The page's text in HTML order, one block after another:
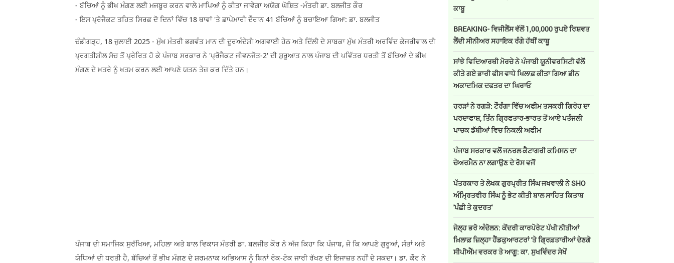
- ਬੱਚਿਆਂ ਨੂੰ ਭੀਖ ਮੰਗਣ ਲਈ ਮਜਬੂਰ ਕਰਨ ਵਾਲੇ ਮਾਪਿਆਂ ਨੂੰ ਕੀਤਾ ਜਾਵੇਗਾ ਅਯੋਗ ਘੋਸ਼ਿਤ -ਮੰਤਰੀ ਡਾ. ਬਲਜੀਤ ਕੌਰ
- ਇਸ ਪ੍ਰੋਜੈਕਟ ਤਹਿਤ ਸਿਰਫ਼ ਦੋ ਦਿਨਾਂ ਵਿੱਚ 18 ਥਾਵਾਂ 'ਤੇ ਛਾਪੇਮਾਰੀ ਦੌਰਾਨ 41 ਬੱਚਿਆਂ ਨੂੰ ਬਚਾਇਆ ਗਿਆ: ਡਾ. ਬਲਜੀਤ
ਚੰਡੀਗੜ੍ਹ, 18 ਜੁਲਾਈ 2025 - ਮੁੱਖ ਮੰਤਰੀ ਭਗਵੰਤ ਮਾਨ ਦੀ ਦੂਰਅੰਦੇਸ਼ੀ ਅਗਵਾਈ ਹੇਠ ਅਤੇ ਦਿੱਲੀ ਦੇ ਸਾਬਕਾ ਮੁੱਖ ਮੰਤਰੀ ਅਰਵਿੰਦ ਕੇਜਰੀਵਾਲ ਦੀ
ਪ੍ਰਗਤੀਸ਼ੀਲ ਸੋਚ ਤੋਂ ਪ੍ਰੇਰਿਤ ਹੋ ਕੇ ਪੰਜਾਬ ਸਰਕਾਰ ਨੇ 'ਪ੍ਰੋਜੈਕਟ ਜੀਵਨਜੋਤ-2' ਦੀ ਸ਼ੁਰੂਆਤ ਨਾਲ ਪੰਜਾਬ ਦੀ ਪਵਿੱਤਰ ਧਰਤੀ ਤੋਂ ਬੱਚਿਆਂ ਦੇ ਭੀਖ
ਮੰਗਣ ਦੇ ਖ਼ਤਰੇ ਨੂੰ ਖਤਮ ਕਰਨ ਲਈ ਆਪਣੇ ਯਤਨ ਤੇਜ਼ ਕਰ ਦਿੱਤੇ ਹਨ।
ਪੰਜਾਬ ਦੀ ਸਮਾਜਿਕ ਸੁਰੱਖਿਆ, ਮਹਿਲਾ ਅਤੇ ਬਾਲ ਵਿਕਾਸ ਮੰਤਰੀ ਡਾ. ਬਲਜੀਤ ਕੌਰ ਨੇ ਅੱਜ ਕਿਹਾ ਕਿ ਪੰਜਾਬ, ਜੋ ਕਿ ਆਪਣੇ ਗੁਰੂਆਂ, ਸੰਤਾਂ ਅਤੇ
ਯੋਧਿਆਂ ਦੀ ਧਰਤੀ ਹੈ, ਬੱਚਿਆਂ ਤੋਂ ਭੀਖ ਮੰਗਣ ਦੇ ਸ਼ਰਮਨਾਕ ਅਭਿਆਸ ਨੂੰ ਬਿਨਾਂ ਰੋਕ-ਟੋਕ ਜਾਰੀ ਰੱਖਣ ਦੀ ਇਜਾਜ਼ਤ ਨਹੀਂ ਦੇ ਸਕਦਾ। ਡਾ. ਕੌਰ ਨੇ
ਕਾਬੂ
BREAKING- ਵਿਜੀਲੈਂਸ ਵੱਲੋਂ 1,00,000 ਰੁਪਏ ਰਿਸ਼ਵਤ
ਲੈਂਦੀ ਸੀਨੀਅਰ ਸਹਾਇਕ ਰੰਗੇ ਹੱਥੀਂ ਕਾਬੂ
ਸਾਂਝੇ ਵਿਦਿਆਰਥੀ ਮੋਰਚੇ ਨੇ ਪੰਜਾਬੀ ਯੂਨੀਵਰਸਿਟੀ ਵੱਲੋਂ
ਕੀਤੇ ਗਏ ਭਾਰੀ ਫੀਸ ਵਾਧੇ ਖਿਲਾਫ਼ ਕੀਤਾ ਗਿਆ ਡੀਨ
ਅਕਾਦਮਿਕ ਦਫਤਰ ਦਾ ਘਿਰਾਓ
ਹਰੜਾਂ ਨੇ ਰਗੜੇ: ਟੌਰੰਗਾ ਵਿੱਚ ਅਫੀਮ ਤਸਕਰੀ ਗਿਰੋਹ ਦਾ
ਪਰਦਾਫਾਸ਼, ਤਿੰਨ ਗ੍ਰਿਫਤਾਰ-ਭਾਰਤ ਤੋਂ ਆਏ ਪਤੰਜਲੀ
ਪਾਚਕ ਡੱਬੀਆਂ ਵਿਚ ਨਿਕਲੀ ਅਫੀਮ
ਪੰਜਾਬ ਸਰਕਾਰ ਵਲੋਂ ਜਨਰਲ ਕੈਟਾਗਰੀ ਕਮਿਸਨ ਦਾ
ਚੇਅਰਮੈਨ ਨਾ ਲਗਾਉਣ ਦੇ ਰੋਸ ਵਜੋਂ
ਪੱਤਰਕਾਰ ਤੇ ਲੇਖਕ ਗੁਰਪ੍ਰੀਤ ਸਿੰਘ ਜਖਵਾਲੀ ਨੇ SHO
ਅੰਮ੍ਰਿਤਵੀਰ ਸਿੰਘ ਨੂੰ ਭੇਟ ਕੀਤੀ ਬਾਲ ਸਾਹਿਤ ਕਿਤਾਬ
'ਪੰਛੀ ਤੇ ਕੁਦਰਤ'
ਜੇਲ੍ਹ ਭਰੋ ਅੰਦੋਲਨ: ਕੇਂਦਰੀ ਕਾਰਪੋਰੇਟ ਪੱਖੀ ਨੀਤੀਆਂ
ਖ਼ਿਲਾਫ਼ ਜ਼ਿਲ੍ਹਾ ਹੈੱਡਕੁਆਰਟਰਾਂ 'ਤੇ ਗ੍ਰਿਫ਼ਤਾਰੀਆਂ ਦੇਣਗੇ
ਸੀਪੀਐੱਮ ਵਰਕਰ ਤੇ ਆਗੂ: ਕਾ. ਸੁਖਵਿੰਦਰ ਸੇਖੋਂ